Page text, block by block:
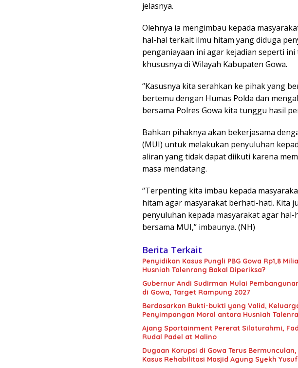
jelasnya.
Olehnya ia mengimbau kepada
hal-hal terkait ilmu hitam yang diduga
penganiayaan ini agar kejadian seperti
khususnya di Wilayah Kabupaten Gowa.
“Kasusnya kita serahkan ke pihak yang
bertemu dengan Humas Polda dan
bersama Polres Gowa kita tunggu hasil
Bahkan pihaknya akan bekerjasama
(MUI) untuk melakukan penyuluhan
aliran yang tidak dapat diikuti karena
masa mendatang.
“Terpenting kita imbau kepada
hitam agar masyarakat berhati-hati. Kita
penyuluhan kepada masyarakat agar
bersama MUI,” imbaunya. (NH)
Berita Terkait
Penyidikan Kasus Pungli PBG Gowa Rp1,8
Husniah Talenrang Bakal Diperiksa?
Gubernur Andi Sudirman Mulai
di Gowa, Target Rampung 2027
Berdasarkan Bukti-bukti yang Valid,
Penyimpangan Moral antara Husniah
Ajang Sportainment Pererat Silaturahmi,
Rudal Padel at Malino
Dugaan Korupsi di Gowa Terus
Kasus Rehabilitasi Masjid Agung Syekh Yusuf